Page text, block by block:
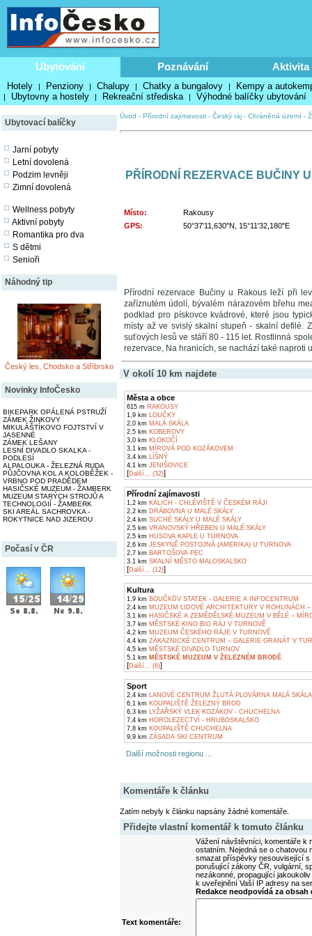
Ubytování Poznávání Aktivita
Hotely | Penziony | Chalupy | Chatky a bungalovy | Kempy a
| Ubytovny a hostely | Rekreační střediska | Výhodné balíčky ubytování
Ubytovací balíčky
Jarní pobyty
Letní dovolená
Podzim levněji
Zimní dovolená
Wellness pobyty
Aktivní pobyty
Romantika pro dva
S dětmi
Senioři
Náhodný tip
Český les, Chodsko a Stříbrsko
Novinky InfoČesko
BIKEPARK OPÁLENÁ PSTRUŽÍ
ZÁMEK ŽINKOVY
MIKULÁŠTÍKOVO FOJTSTVÍ V
JASENNÉ
ZÁMEK LEŠANY
LESNÍ DIVADLO SKALKA -
PODLESÍ
ALPALOUKA - ŽELEZNÁ RUDA
PŮJČOVNA KOL A KOLOBĚŽEK -
VRBNO POD PRADĚDEM
HASIČSKÉ MUZEUM - ŽAMBERK
MUZEUM STARÝCH STROJŮ A
TECHNOLOGIÍ - ŽAMBERK
SKI AREÁL SACHROVKA -
ROKYTNICE NAD JIZEROU
Počasí v ČR
Úvod - Přírodní zajímavosti - Český ráj - Chráněná území -
PŘÍRODNÍ REZERVACE BUČINY
Místo:
Rakousy
GPS:
50°37'11,630"N, 15°11'32,180"E
Přírodní rezervace Bučiny u Rakous leží při
zaříznutém údolí, bývalém nárazovém břehu
podklad pro pískovce kvádrové, které jsou
místy až ve svislý skalní stupeň - skalní defilé.
suťových lesů ve stáří 80 - 115 let. Rostlinná
rezervace, Na hranicích, se nachází také naproti
V okolí 10 km najdete
Města a obce
615 m RAKOUSY
1,9 km LOUČKY
2,0 km MALÁ SKÁLA
2,5 km KOBEROVY
3,0 km KLOKOČÍ
3,1 km MÍROVÁ POD KOZÁKOVEM
3,4 km LÍŠNÝ
4,1 km JENIŠOVICE
[Další... (32)]
Přírodní zajímavosti
1,2 km KALICH - CHLÉVIŠTĚ V ČESKÉM RÁJI
2,2 km DRÁBOVNA U MALÉ SKÁLY
2,4 km SUCHÉ SKÁLY U MALÉ SKÁLY
2,5 km VRANOVSKÝ HŘEBEN U MALÉ SKÁLY
2,5 km HUSOVA KAPLE U TURNOVA
2,6 km JESKYNĚ POSTOJNÁ (AMERIKA) U TURNOVA
2,7 km BARTOŠOVA PEC
3,1 km SKALNÍ MĚSTO MALOSKALSKO
[Další... (12)]
Kultura
1,9 km BOUČKŮV STATEK - GALERIE A INFOCENTRUM
2,4 km MUZEUM LIDOVÉ ARCHITEKTURY V ROHLINÁCH
3,1 km HASIČSKÉ A ZEMĚDĚLSKÉ MUZEUM V BĚLÉ –
3,7 km MĚSTSKÉ KINO BIO RÁJ V TURNOVĚ
4,2 km MUZEUM ČESKÉHO RÁJE V TURNOVĚ
4,4 km ZÁKAZNICKÉ CENTRUM – GALERIE GRANÁT V
4,5 km MĚSTSKÉ DIVADLO TURNOV
5,1 km MĚSTSKÉ MUZEUM V ŽELEZNÉM BRODĚ
[Další... (6)]
Sport
2,4 km LANOVÉ CENTRUM ŽLUTÁ PLOVÁRNA MALÁ SKÁLA
6,1 km KOUPALIŠTĚ ŽELEZNÝ BROD
6,3 km LYŽAŘSKÝ VLEK KOZÁKOV - CHUCHELNA
7,4 km HOROLEZECTVÍ - HRUBOSKALSKO
7,8 km KOUPALIŠTĚ CHUCHELNA
9,9 km ZÁSADA SKI CENTRUM
Další možnosti regionu ...
Komentáře k článku
Zatím nebyly k článku napsány žádné komentáře.
Přidejte vlastní komentář k tomuto článku
Vážení návštěvníci, komentáře k
ostatním. Nejedná se o
smazat příspěvky nesouvisející
porušující zákony ČR, vulgární,
nezákonné, propagující
k uveřejnění Vaší IP adresy na
Redakce neodpovídá za
Text komentáře: